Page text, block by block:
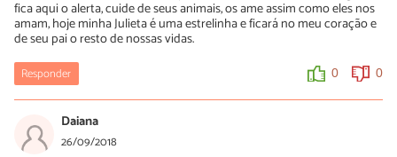
fica aqui o alerta, cuide de seus animais, os ame assim como eles nos
amam, hoje minha Julieta é uma estrelinha e ficará no meu coração e
de seu pai o resto de nossas vidas.
Responder 0 0
Daiana
26/09/2018